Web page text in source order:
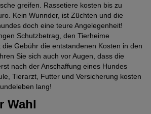
greifen. Rassetiere kosten bis zu
Kein Wunnder, ist Züchten und die
doch eine teure Angelegenheit!
Schutzbetrag, den Tierheime
Gebühr die entstandenen Kosten in den
Sie sich auch vor Augen, dass die
nach der Anschaffung eines Hundes
Tierarzt, Futter und Versicherung kosten
lang!
Wahl